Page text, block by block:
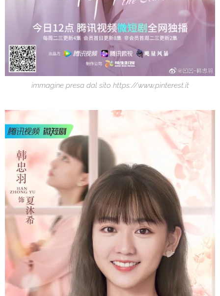
immagine presa dal sito https://www.pinterest.it